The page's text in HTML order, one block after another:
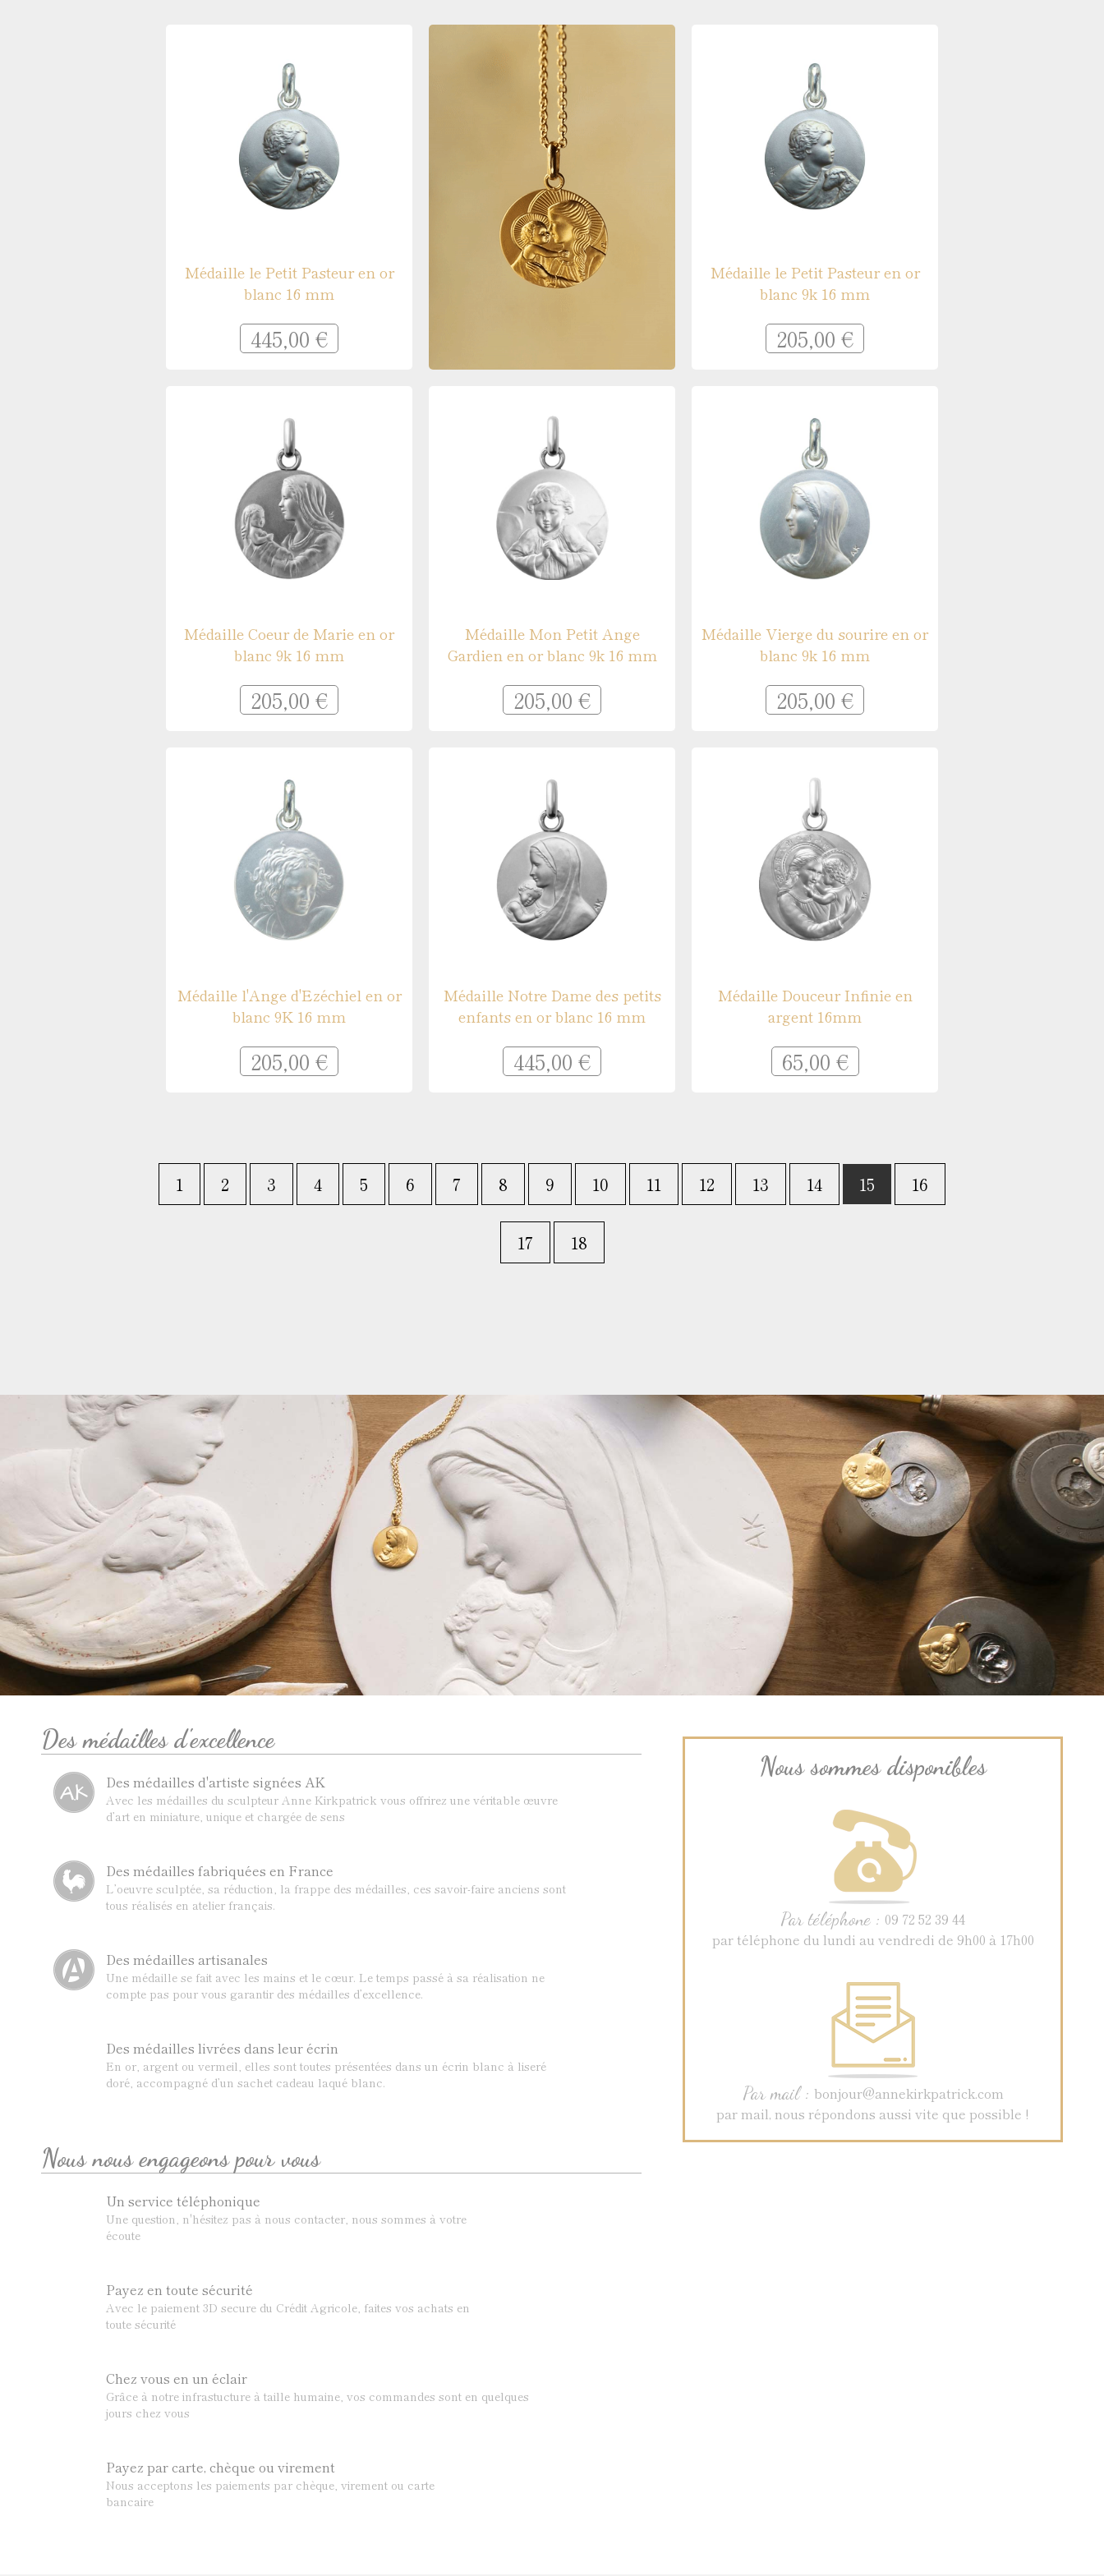
Médaille le Petit Pasteur en or
blanc 16 mm
445,00 €
Médaille le Petit Pasteur en or
blanc 9k 16 mm
205,00 €
Médaille Coeur de Marie en or
blanc 9k 16 mm
205,00 €
Médaille Mon Petit Ange
Gardien en or blanc 9k 16 mm
205,00 €
Médaille Vierge du sourire en or
blanc 9k 16 mm
205,00 €
Médaille l'Ange d'Ezéchiel en or
blanc 9K 16 mm
205,00 €
Médaille Notre Dame des petits
enfants en or blanc 16 mm
445,00 €
Médaille Douceur Infinie en
argent 16mm
65,00 €
1 2 3 4 5 6 7 8 9 10 11 12 13 14 15 16
17 18
Des médailles d'excellence
Des médailles d'artiste signées AK
Avec les médailles du sculpteur Anne Kirkpatrick vous offrirez une véritable œuvre
d’art en miniature, unique et chargée de sens
Des médailles fabriquées en France
L’oeuvre sculptée, sa réduction, la frappe des médailles, ces savoir-faire anciens sont
tous réalisés en atelier français.
Des médailles artisanales
Une médaille se fait avec les mains et le cœur. Le temps passé à sa réalisation ne
compte pas pour vous garantir des médailles d’excellence.
Des médailles livrées dans leur écrin
En or, argent ou vermeil, elles sont toutes présentées dans un écrin blanc à liseré
doré, accompagné d’un sachet cadeau laqué blanc.
Nous nous engageons pour vous
Un service téléphonique
Une question, n'hésitez pas à nous contacter, nous sommes à votre
écoute
Payez en toute sécurité
Avec le paiement 3D secure du Crédit Agricole, faites vos achats en
toute sécurité
Chez vous en un éclair
Grâce à notre infrastucture à taille humaine, vos commandes sont en quelques
jours chez vous
Payez par carte, chèque ou virement
Nous acceptons les paiements par chèque, virement ou carte
bancaire
Nous sommes disponibles
Par téléphone : 09 72 52 39 44
par téléphone du lundi au vendredi de 9h00 à 17h00
Par mail : bonjour@annekirkpatrick.com
par mail, nous répondons aussi vite que possible !